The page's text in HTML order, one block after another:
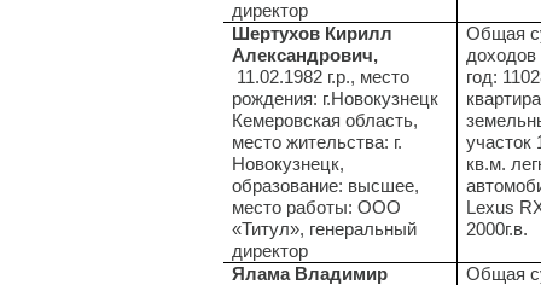
директор
Шертухов Кирилл
Александрович,
11.02.1982 г.р., место
рождения: г.Новокузнецк
Кемеровская область,
место жительства: г.
Новокузнецк,
образование: высшее,
место работы: ООО
«Титул», генеральный
директор
Общая
доходов
год:
участок
кв.м.
Lexus
2000г.в.
Ялама Владимир
Общая